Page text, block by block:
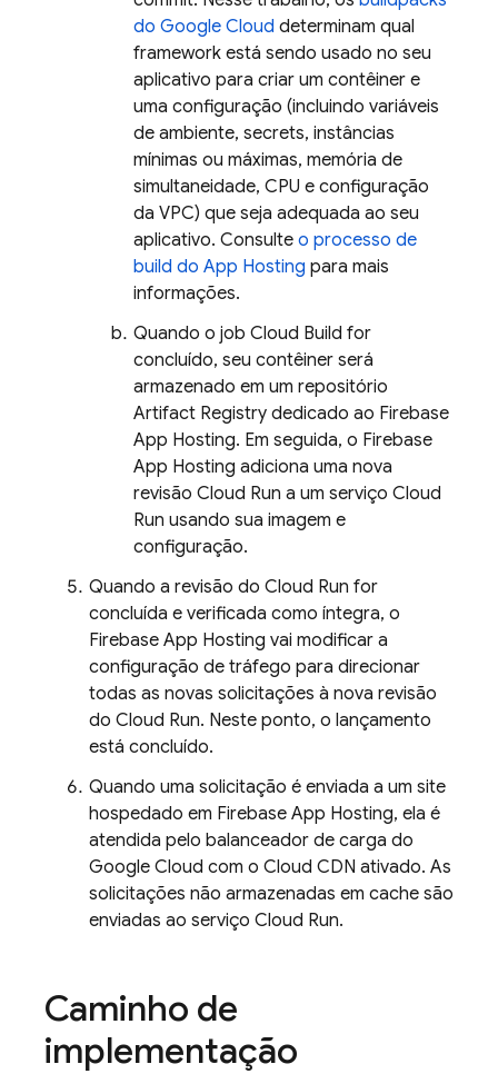
do Google Cloud determinam qual
framework está sendo usado no seu
aplicativo para criar um contêiner e
uma configuração (incluindo variáveis
de ambiente, secrets, instâncias
mínimas ou máximas, memória de
simultaneidade, CPU e configuração
da VPC) que seja adequada ao seu
aplicativo. Consulte o processo de
build do App Hosting para mais
informações.
Quando o job Cloud Build for
concluído, seu contêiner será
armazenado em um repositório
Artifact Registry dedicado ao Firebase
App Hosting. Em seguida, o Firebase
App Hosting adiciona uma nova
revisão Cloud Run a um serviço Cloud
Run usando sua imagem e
configuração.
Quando a revisão do Cloud Run for
concluída e verificada como íntegra, o
Firebase App Hosting vai modificar a
configuração de tráfego para direcionar
todas as novas solicitações à nova revisão
do Cloud Run. Neste ponto, o lançamento
está concluído.
Quando uma solicitação é enviada a um site
hospedado em Firebase App Hosting, ela é
atendida pelo balanceador de carga do
Google Cloud com o Cloud CDN ativado. As
solicitações não armazenadas em cache são
enviadas ao serviço Cloud Run.
Caminho de
implementação